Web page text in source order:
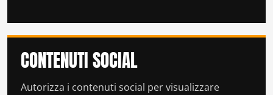
CONTENUTI SOCIAL
Autorizza i contenuti social per visualizzare